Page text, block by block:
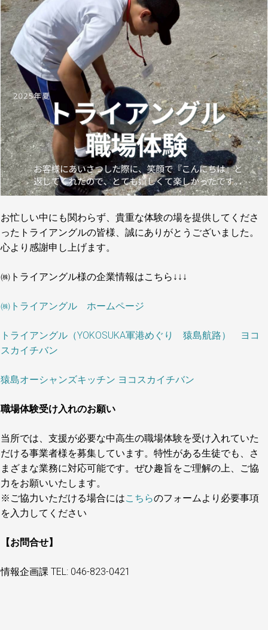
お忙しい中にも関わらず、貴重な体験の場を提供してくださ
ったトライアングルの皆様、誠にありがとうございました。
心より感謝申し上げます。
㈱トライアングル様の企業情報はこちら↓↓↓
㈱トライアングル ホームページ
トライアングル（YOKOSUKA軍港めぐり 猿島航路）
ヨコ
スカイチバン
猿島オーシャンズキッチン ヨコスカイチバン
職場体験受け入れのお願い
当所では、支援が必要な中高生の職場体験を受け入れていた
だける事業者様を募集しています。特性がある生徒でも、さ
まざまな業務に対応可能です。ぜひ趣旨をご理解の上、ご協
力をお願いいたします。
※ご協力いただける場合にはこちらのフォームより必要事項
を入力してください
【お問合せ】
情報企画課 TEL: 046-823-0421